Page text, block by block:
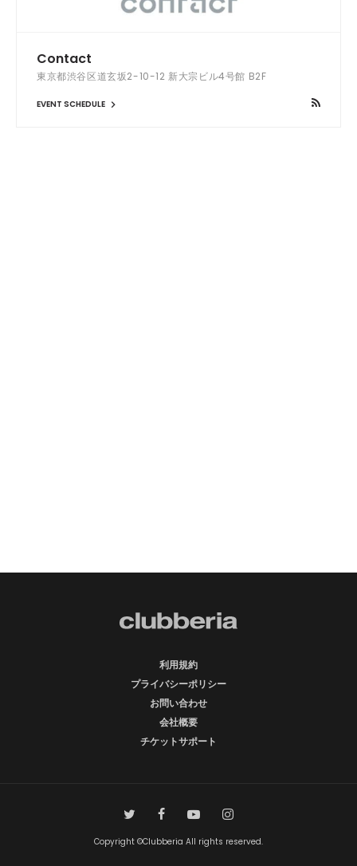
Contact
東京都渋谷区道玄坂2-10-12 新大宗ビル4号館 B2F
EVENT SCHEDULE
利用規約
プライバシーポリシー
お問い合わせ
会社概要
チケットサポート
Copyright ©Clubberia All rights reserved.